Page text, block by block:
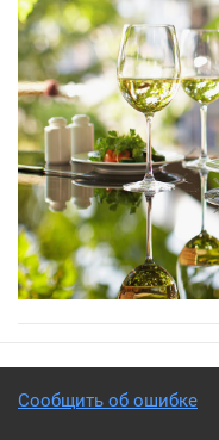
Сообщить об ошибке